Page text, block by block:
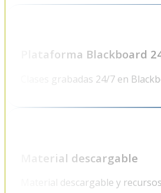
Plataforma Blackboard
Clases grabadas 24/7 en
Material descargable
Material descargable y